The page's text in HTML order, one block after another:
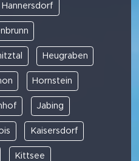
Hannersdorf
Heugraben
Hornstein
Jabing
Kaisersdorf
Kittsee